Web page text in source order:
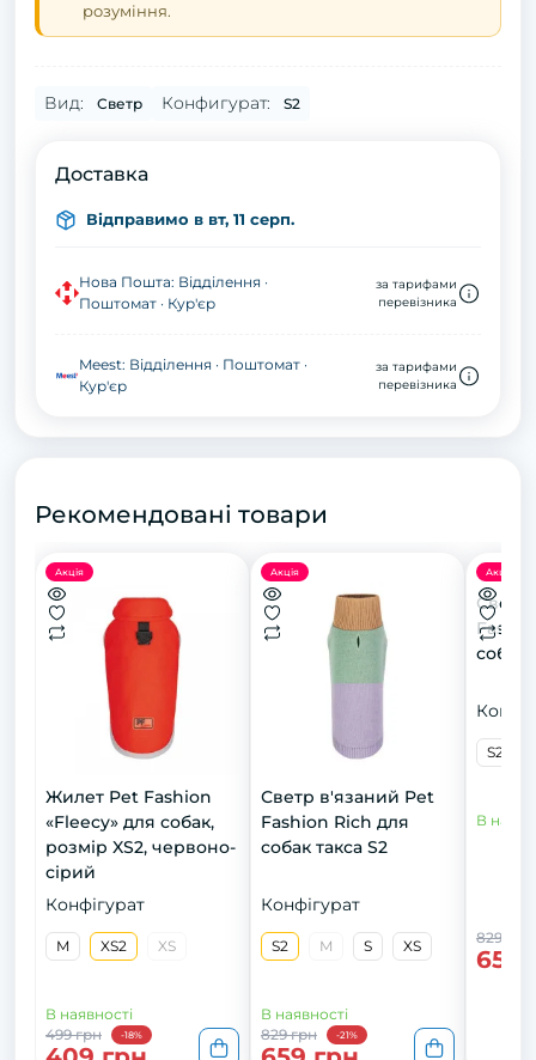
розуміння.
Вид: Светр Конфигурат: S2
Доставка
Відправимо в вт, 11 серп.
Нова Пошта: Відділення ·
Поштомат · Кур'єр
за тарифами
перевізника
Meest: Відділення · Поштомат ·
Кур'єр
за тарифами
перевізника
Рекомендовані товари
Акція
Жилет Pet Fashion
«Fleecy» для собак,
розмір XS2, червоно-
сірий
Конфігурат
M XS2 XS
В наявності
499 грн
-18%
Акція
Светр в'язаний Pet
Fashion Rich для
собак такса S2
Конфігурат
S2 M S XS
В наявності
829 грн
-21%
Акція
Светр
собак
S2
В
829 грн
659